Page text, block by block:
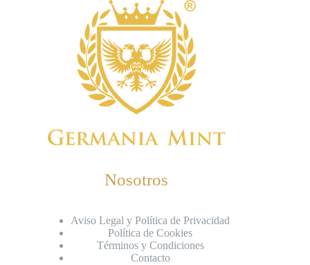
Nosotros
Aviso Legal y Política de Privacidad
Política de Cookies
Términos y Condiciones
Contacto